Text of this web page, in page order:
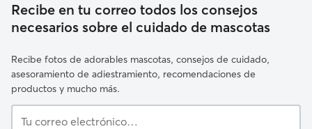
Recibe en tu correo todos los consejos
necesarios sobre el cuidado de mascotas
Recibe fotos de adorables mascotas, consejos de cuidado,
asesoramiento de adiestramiento, recomendaciones de
productos y mucho más.